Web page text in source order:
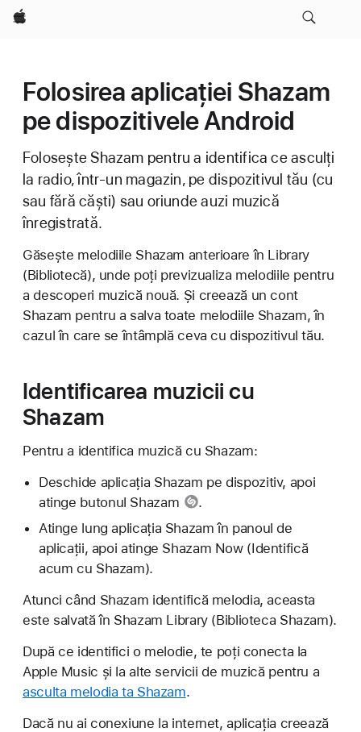
Apple
Folosirea aplicației Shazam
pe dispozitivele Android
Folosește Shazam pentru a identifica ce asculți
la radio, într-un magazin, pe dispozitivul tău (cu
sau fără căști) sau oriunde auzi muzică
înregistrată.
Găsește melodiile Shazam anterioare în Library
(Bibliotecă), unde poți previzualiza melodiile pentru
a descoperi muzică nouă. Și creează un cont
Shazam pentru a salva toate melodiile Shazam, în
cazul în care se întâmplă ceva cu dispozitivul tău.
Identificarea muzicii cu
Shazam
Pentru a identifica muzică cu Shazam:
Deschide aplicația Shazam pe dispozitiv, apoi
atinge butonul Shazam
.
Atinge lung aplicația Shazam în panoul de
aplicații, apoi atinge Shazam Now (Identifică
acum cu Shazam).
Atunci când Shazam identifică melodia, aceasta
este salvată în Shazam Library (Biblioteca Shazam).
După ce identifici o melodie, te poți conecta la
Apple Music și la alte servicii de muzică pentru a
asculta melodia ta Shazam.
Dacă nu ai conexiune la internet, aplicația creează